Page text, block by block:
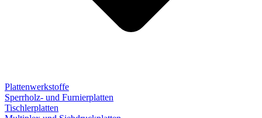
Plattenwerkstoffe
Sperrholz- und Furnierplatten
Tischlerplatten